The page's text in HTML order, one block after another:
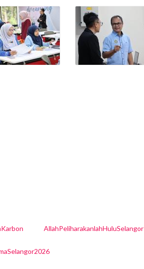
AllahPeliharakanlahHuluSelangor